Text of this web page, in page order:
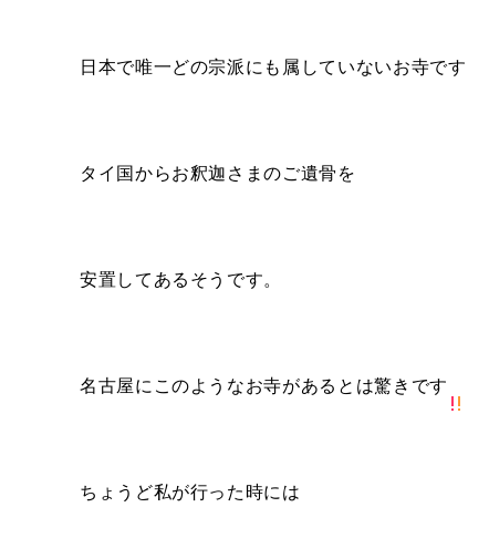
日本で唯一どの宗派にも属していないお寺です
タイ国からお釈迦さまのご遺骨を
安置してあるそうです。
名古屋にこのようなお寺があるとは驚きです
ちょうど私が行った時には